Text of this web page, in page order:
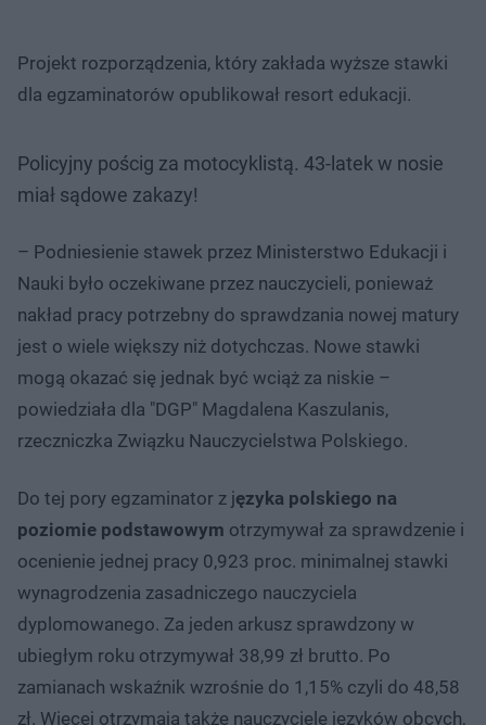
Projekt rozporządzenia, który zakłada wyższe stawki
dla egzaminatorów opublikował resort edukacji.
Policyjny pościg za motocyklistą. 43-latek w nosie
miał sądowe zakazy!
– Podniesienie stawek przez Ministerstwo Edukacji i
Nauki było oczekiwane przez nauczycieli, ponieważ
nakład pracy potrzebny do sprawdzania nowej matury
jest o wiele większy niż dotychczas. Nowe stawki
mogą okazać się jednak być wciąż za niskie –
powiedziała dla "DGP" Magdalena Kaszulanis,
rzeczniczka Związku Nauczycielstwa Polskiego.
Do tej pory egzaminator z języka polskiego na
poziomie podstawowym otrzymywał za sprawdzenie i
ocenienie jednej pracy 0,923 proc. minimalnej stawki
wynagrodzenia zasadniczego nauczyciela
dyplomowanego. Za jeden arkusz sprawdzony w
ubiegłym roku otrzymywał 38,99 zł brutto. Po
zamianach wskaźnik wzrośnie do 1,15% czyli do 48,58
zł. Więcej otrzymają także nauczyciele języków obcych,